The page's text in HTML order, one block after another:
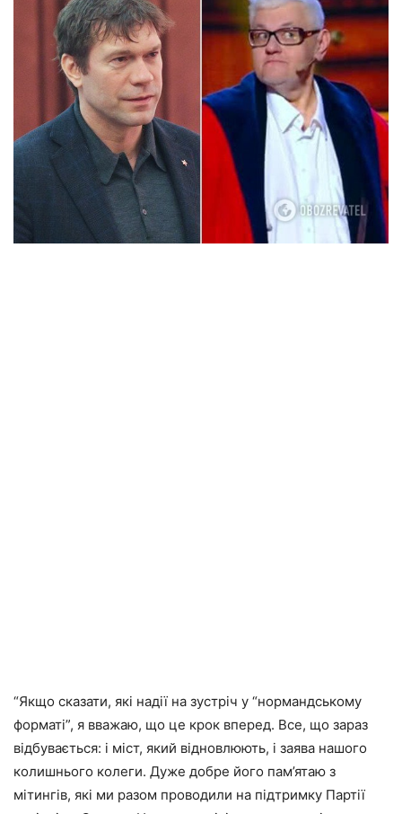
“Якщо сказати, які надії на зустріч у “нормандському
форматі”, я вважаю, що це крок вперед. Все, що зараз
відбувається: і міст, який відновлюють, і заява нашого
колишнього колеги. Дуже добре його пам’ятаю з
мітингів, які ми разом проводили на підтримку Партії